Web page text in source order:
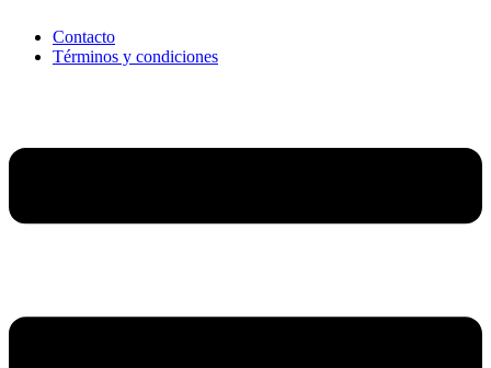
Contacto
Términos y condiciones